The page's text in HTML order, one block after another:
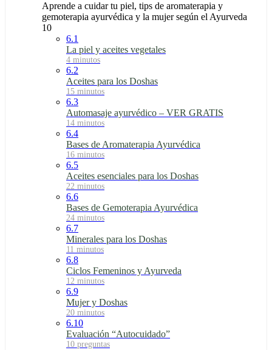
Aprende a cuidar tu piel, tips de aromaterapia y
gemoterapia ayurvédica y la mujer según el Ayurveda
10
6.1
La piel y aceites vegetales
4 minutos
6.2
Aceites para los Doshas
15 minutos
6.3
Automasaje ayurvédico – VER GRATIS
14 minutos
6.4
Bases de Aromaterapia Ayurvédica
16 minutos
6.5
Aceites esenciales para los Doshas
22 minutos
6.6
Bases de Gemoterapia Ayurvédica
24 minutos
6.7
Minerales para los Doshas
11 minutos
6.8
Ciclos Femeninos y Ayurveda
12 minutos
6.9
Mujer y Doshas
20 minutos
6.10
Evaluación “Autocuidado”
10 preguntas